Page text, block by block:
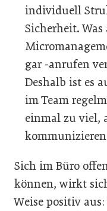
individuell
Sicherheit.
gar -anrufen
Deshalb ist es
im Team
einmal zu viel,
Sich im Büro
können, wirkt
Weise positiv